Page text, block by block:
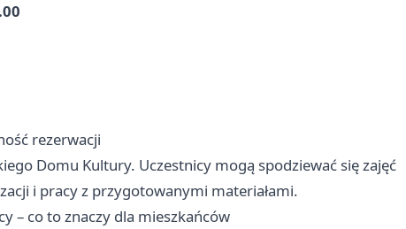
rezerwacji
Domu Kultury. Uczestnicy mogą spodziewać się zajęć
i pracy z przygotowanymi materiałami.
– co to znaczy dla mieszkańców